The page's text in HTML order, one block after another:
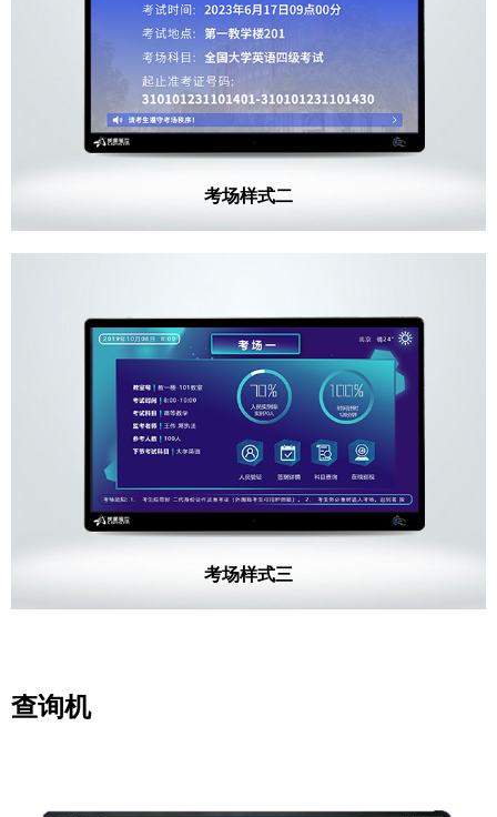
考场样式二
考场样式三
查询机